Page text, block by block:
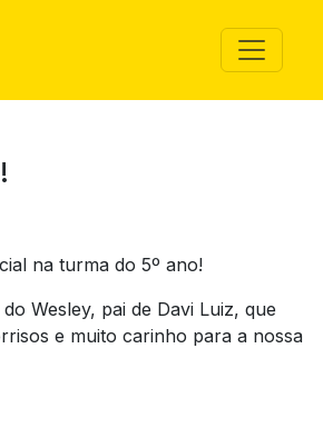
na turma do 5º ano!
Wesley, pai de Davi Luiz, que
e muito carinho para a nossa